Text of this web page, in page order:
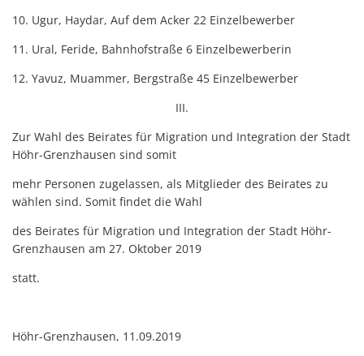
10. Ugur, Haydar, Auf dem Acker 22 Einzelbewerber
11. Ural, Feride, Bahnhofstraße 6 Einzelbewerberin
12. Yavuz, Muammer, Bergstraße 45 Einzelbewerber
III.
Zur Wahl des Beirates für Migration und Integration der Stadt
Höhr-Grenzhausen sind somit
mehr Personen zugelassen, als Mitglieder des Beirates zu
wählen sind. Somit findet die Wahl
des Beirates für Migration und Integration der Stadt Höhr-
Grenzhausen am 27. Oktober 2019
statt.
Höhr-Grenzhausen, 11.09.2019